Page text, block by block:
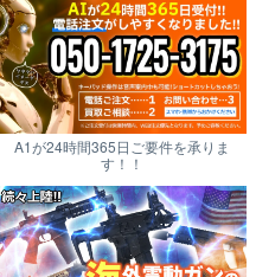
A1が24時間365日ご要件を承りま
す！！